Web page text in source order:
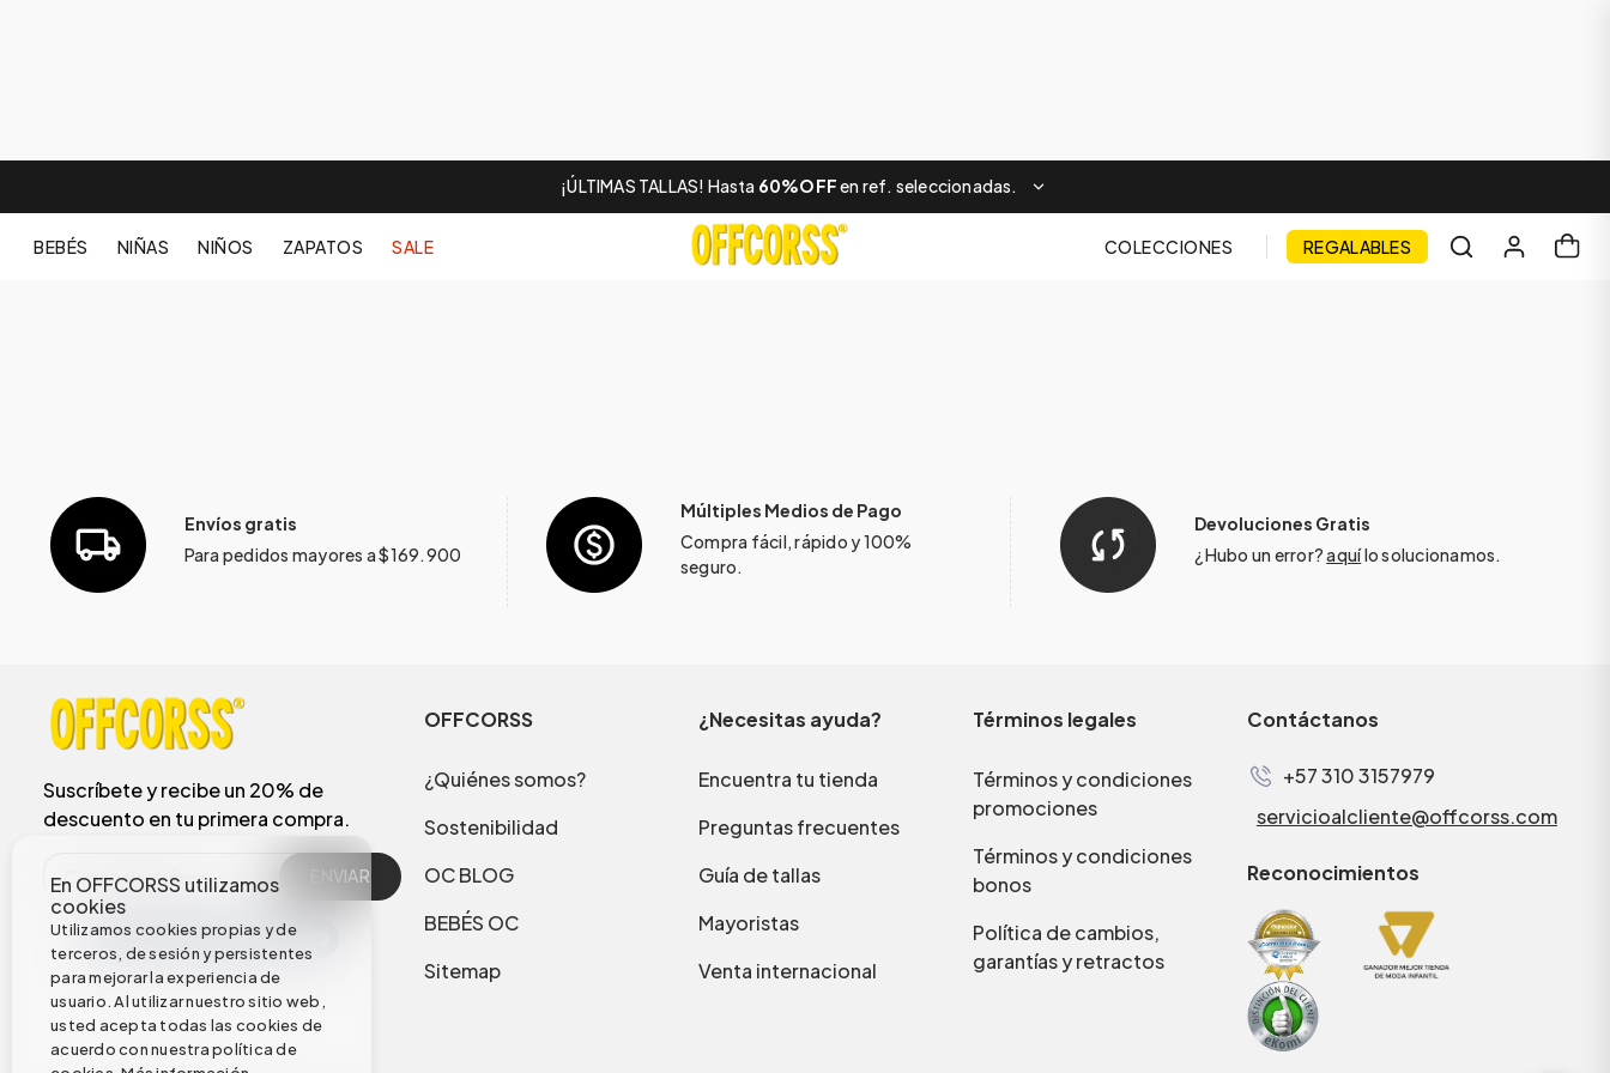
¡ÚLTIMAS TALLAS! Hasta 60%OFFen ref. seleccionadas.
BEBÉS NIÑAS NIÑOS ZAPATOS SALE COLECCIONES REGALABLES
En OFFCORSS utilizamos
cookies
Utilizamos cookies propias y de
terceros, de sesión y persistentes
para mejorar la experiencia de
usuario. Al utilizar nuestro sitio web,
usted acepta todas las cookies de
acuerdo con nuestra política de
Envíos gratis
Para pedidos mayores a $169.900
Múltiples Medios de Pago
Compra fácil, rápido y 100%
seguro.
Devoluciones Gratis
¿Hubo un error?aquílo solucionamos.
Suscríbete y recibe un 20% de
descuento en tu primera compra.
ENVIAR
OFFCORSS
¿Quiénes somos?
Sostenibilidad
OC BLOG
BEBÉS OC
Sitemap
¿Necesitas ayuda?
Encuentra tu tienda
Preguntas frecuentes
Guía de tallas
Mayoristas
Venta internacional
Términos legales
Términos y condiciones
promociones
Términos y condiciones
bonos
Política de cambios,
garantías y retractos
Contáctanos
+57 310 3157979
servicioalcliente@offcorss.com
Reconocimientos